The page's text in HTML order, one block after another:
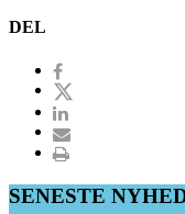
DEL
SENESTE